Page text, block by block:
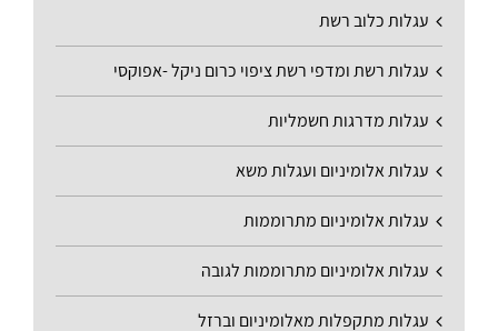
עגלות כלוב רשת
עגלות רשת ומדפי רשת ציפוי כרום ניקל -אפוקסי
עגלות מדרגות חשמליות
עגלות אלומיניום ועגלות משא
עגלות אלומיניום מתרוממות
עגלות אלומיניום מתרוממות לגובה
עגלות מתקפלות מאלומיניום וברזל